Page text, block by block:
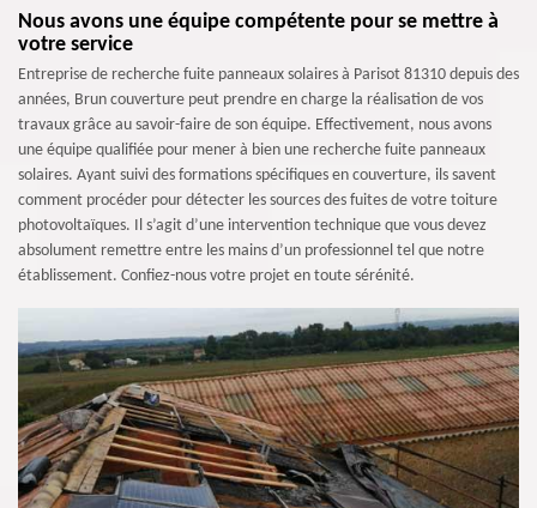
Nous avons une équipe compétente pour se mettre à
votre service
Entreprise de recherche fuite panneaux solaires à Parisot 81310 depuis des
années, Brun couverture peut prendre en charge la réalisation de vos
travaux grâce au savoir-faire de son équipe. Effectivement, nous avons
une équipe qualifiée pour mener à bien une recherche fuite panneaux
solaires. Ayant suivi des formations spécifiques en couverture, ils savent
comment procéder pour détecter les sources des fuites de votre toiture
photovoltaïques. Il s’agit d’une intervention technique que vous devez
absolument remettre entre les mains d’un professionnel tel que notre
établissement. Confiez-nous votre projet en toute sérénité.